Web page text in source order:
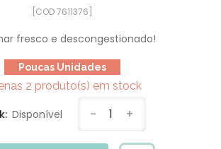
[COD 7611376]
fresco e descongestionado!
Poucas Unidades
2 produto(s) em stock
Disponível - 1 +